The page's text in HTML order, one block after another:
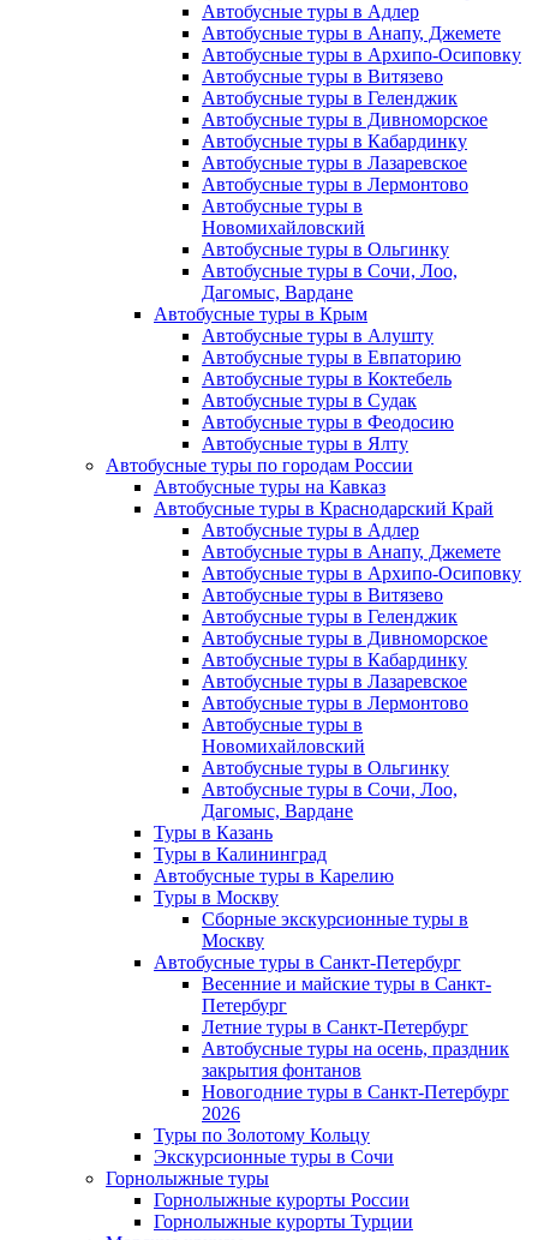
Автобусные туры в Адлер
Автобусные туры в Анапу, Джемете
Автобусные туры в Архипо-Осиповку
Автобусные туры в Витязево
Автобусные туры в Геленджик
Автобусные туры в Дивноморское
Автобусные туры в Кабардинку
Автобусные туры в Лазаревское
Автобусные туры в Лермонтово
Автобусные туры в
Новомихайловский
Автобусные туры в Ольгинку
Автобусные туры в Сочи, Лоо,
Дагомыс, Вардане
Автобусные туры в Крым
Автобусные туры в Алушту
Автобусные туры в Евпаторию
Автобусные туры в Коктебель
Автобусные туры в Судак
Автобусные туры в Феодосию
Автобусные туры в Ялту
Автобусные туры по городам России
Автобусные туры на Кавказ
Автобусные туры в Краснодарский Край
Автобусные туры в Адлер
Автобусные туры в Анапу, Джемете
Автобусные туры в Архипо-Осиповку
Автобусные туры в Витязево
Автобусные туры в Геленджик
Автобусные туры в Дивноморское
Автобусные туры в Кабардинку
Автобусные туры в Лазаревское
Автобусные туры в Лермонтово
Автобусные туры в
Новомихайловский
Автобусные туры в Ольгинку
Автобусные туры в Сочи, Лоо,
Дагомыс, Вардане
Туры в Казань
Туры в Калининград
Автобусные туры в Карелию
Туры в Москву
Сборные экскурсионные туры в
Москву
Автобусные туры в Санкт-Петербург
Весенние и майские туры в Санкт-
Петербург
Летние туры в Санкт-Петербург
Автобусные туры на осень, праздник
закрытия фонтанов
Новогодние туры в Санкт-Петербург
2026
Туры по Золотому Кольцу
Экскурсионные туры в Сочи
Горнолыжные туры
Горнолыжные курорты России
Горнолыжные курорты Турции